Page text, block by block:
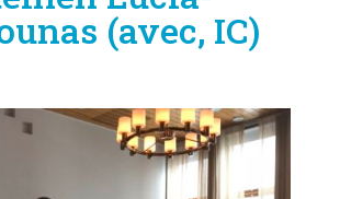
(avec, IC)